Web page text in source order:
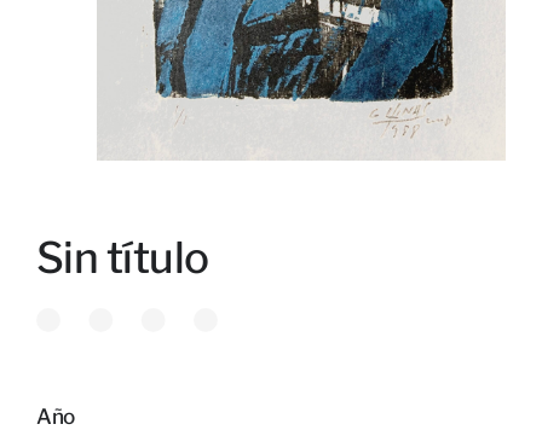
Sin título
Año